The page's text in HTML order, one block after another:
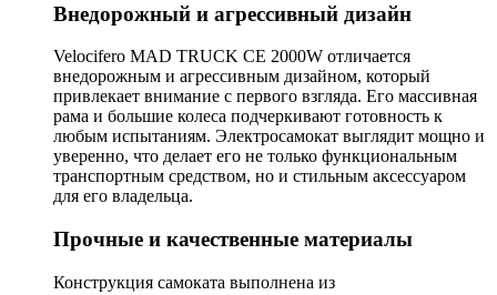
Внедорожный и агрессивный дизайн
Velocifero MAD TRUCK CE 2000W отличается
внедорожным и агрессивным дизайном, который
привлекает внимание с первого взгляда. Его массивная
рама и большие колеса подчеркивают готовность к
любым испытаниям. Электросамокат выглядит мощно и
уверенно, что делает его не только функциональным
транспортным средством, но и стильным аксессуаром
для его владельца.
Прочные и качественные материалы
Конструкция самоката выполнена из